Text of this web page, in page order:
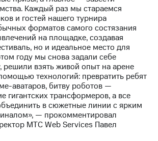
Каждый раз мы стараемся
и гостей нашего турнира
форматов самого состязания
на площадке, создавая
но и идеальное место для
году мы снова задали себе
решили взять живой опыт на арене
технологий: превратить ребят
аватаров, битву роботов —
гигантских трансформеров, а все
в сюжетные линии с ярким
— прокомментировал
МТС Web Services Павел